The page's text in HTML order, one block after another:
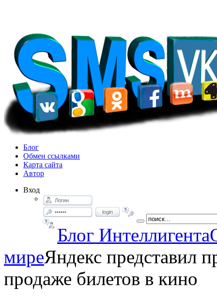
Блог
Обмен ссылками
Карта сайта
Автор
Вход
login
Блог Интеллигента
миреЯндекс представил
продаже билетов в кино